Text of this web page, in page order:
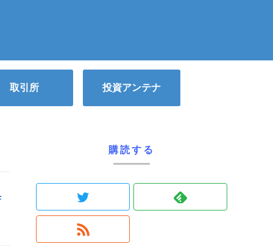
取引所 投資アンテナ
購読する